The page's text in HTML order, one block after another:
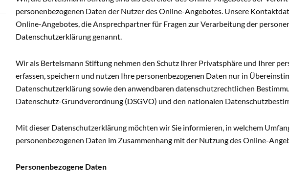
personenbezogenen Daten der Nutzer des Online-Angebotes. Unsere
Online-Angebotes, die Ansprechpartner für Fragen zur Verarbeitung der
Datenschutzerklärung genannt.
Wir als Bertelsmann Stiftung nehmen den Schutz Ihrer Privatsphäre und Ihrer
erfassen, speichern und nutzen Ihre personenbezogenen Daten nur in
Datenschutzerklärung sowie den anwendbaren datenschutzrechtlichen
Datenschutz-Grundverordnung (DSGVO) und den nationalen
Mit dieser Datenschutzerklärung möchten wir Sie informieren, in welchem
personenbezogenen Daten im Zusammenhang mit der Nutzung des Online-
Personenbezogene Daten